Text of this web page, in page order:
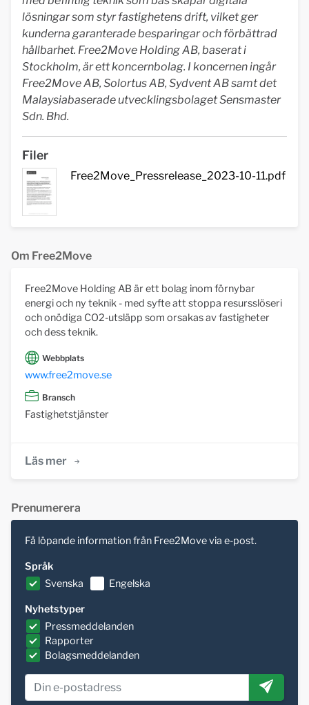
lösningar som styr fastighetens drift, vilket ger
kunderna garanterade besparingar och förbättrad
hållbarhet. Free2Move Holding AB, baserat i
Stockholm, är ett koncernbolag. I koncernen ingår
Free2Move AB, Solortus AB, Sydvent AB samt det
Malaysiabaserade utvecklingsbolaget Sensmaster
Sdn. Bhd.
Filer
Free2Move_Pressrelease_2023-10-11.pdf
Om Free2Move
Free2Move Holding AB är ett bolag inom förnybar
energi och ny teknik - med syfte att stoppa resursslöseri
och onödiga CO2-utsläpp som orsakas av fastigheter
och dess teknik.
Webbplats
www.free2move.se
Bransch
Fastighetstjänster
Läs mer
Prenumerera
Få löpande information från Free2Move via e-post.
Språk
Svenska
Engelska
Nyhetstyper
Pressmeddelanden
Rapporter
Bolagsmeddelanden